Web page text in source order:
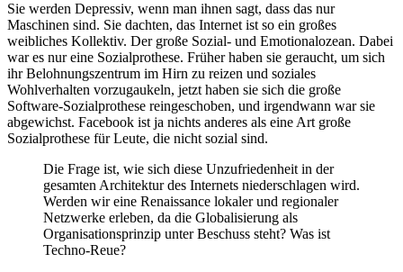
Sie werden Depressiv, wenn man ihnen sagt, dass das nur
Maschinen sind. Sie dachten, das Internet ist so ein großes
weibliches Kollektiv. Der große Sozial- und Emotionalozean. Dabei
war es nur eine Sozialprothese. Früher haben sie geraucht, um sich
ihr Belohnungszentrum im Hirn zu reizen und soziales
Wohlverhalten vorzugaukeln, jetzt haben sie sich die große
Software-Sozialprothese reingeschoben, und irgendwann war sie
abgewichst. Facebook ist ja nichts anderes als eine Art große
Sozialprothese für Leute, die nicht sozial sind.
Die Frage ist, wie sich diese Unzufriedenheit in der
gesamten Architektur des Internets niederschlagen wird.
Werden wir eine Renaissance lokaler und regionaler
Netzwerke erleben, da die Globalisierung als
Organisationsprinzip unter Beschuss steht? Was ist
Techno-Reue?